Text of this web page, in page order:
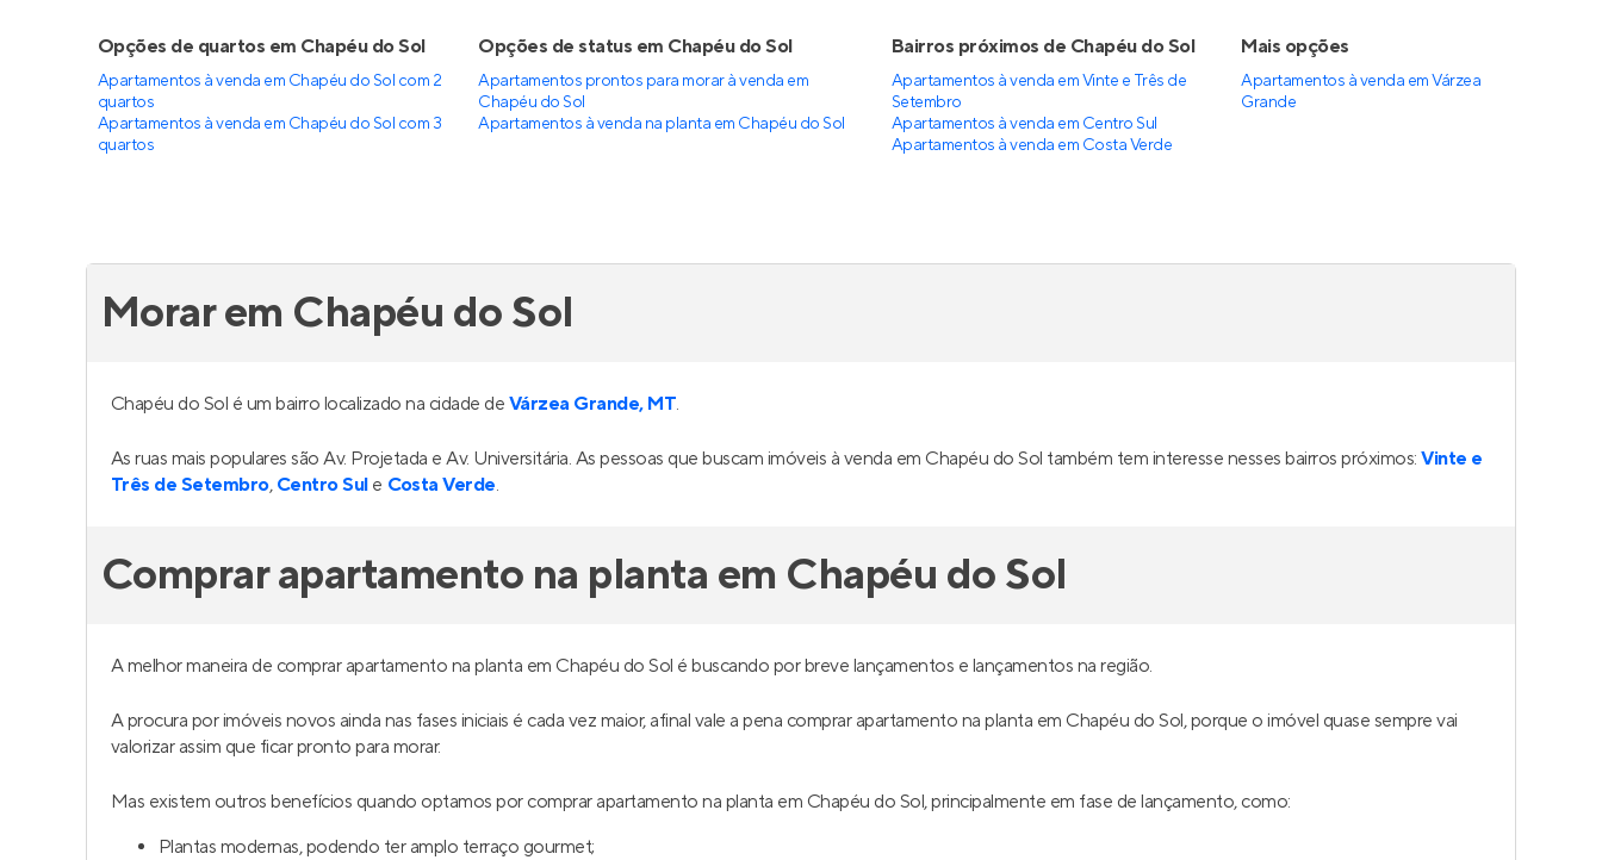
Opções de quartos em Chapéu do Sol
Apartamentos à venda em Chapéu do Sol com 2
quartos
Apartamentos à venda em Chapéu do Sol com 3
quartos
Opções de status em Chapéu do Sol
Apartamentos prontos para morar à venda em
Chapéu do Sol
Apartamentos à venda na planta em Chapéu do Sol
Bairros próximos de Chapéu do Sol
Apartamentos à venda em Vinte e Três de
Setembro
Apartamentos à venda em Centro Sul
Apartamentos à venda em Costa Verde
Mais opções
Apartamentos à venda emVárzea
Grande
Morar em Chapéu do Sol
Chapéu do Sol é um bairro localizado na cidade de Várzea Grande, MT.
As ruas mais populares são Av. Projetada e Av. Universitária. As pessoas que buscam imóveis à venda em Chapéu do Sol também tem interesse nesses bairros próximos:Vinte e
Três de Setembro, Centro Sul e Costa Verde.
Comprar apartamento na planta em Chapéu do Sol
A melhor maneira de comprar apartamento na planta em Chapéu do Sol é buscando por breve lançamentos e lançamentos na região.
A procura por imóveis novos ainda nas fases iniciais é cada vez maior, afinal vale a pena comprar apartamento na planta em Chapéu do Sol, porque o imóvel quase sempre vai
valorizar assim que ficar pronto para morar.
Mas existem outros benefícios quando optamos por comprar apartamento na planta em Chapéu do Sol, principalmente em fase de lançamento, como:
Plantas modernas, podendo ter amplo terraço gourmet;